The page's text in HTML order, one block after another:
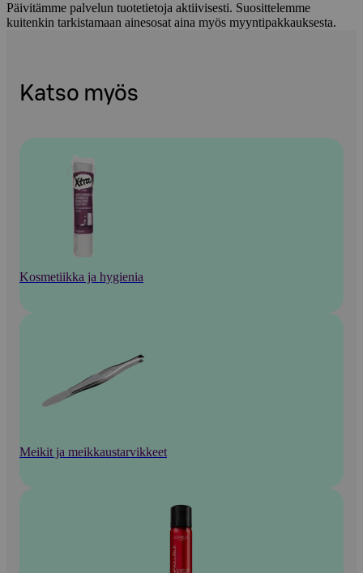
Päivitämme palvelun tuotetietoja aktiivisesti. Suosittelemme
kuitenkin tarkistamaan ainesosat aina myös myyntipakkauksesta.
Katso myös
Kosmetiikka ja hygienia
Meikit ja meikkaustarvikkeet